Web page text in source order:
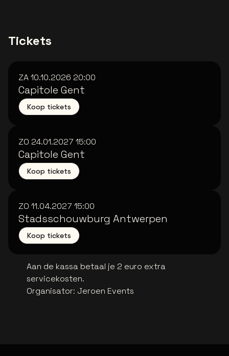
Tickets
ZA 10.10.2026 20:00
Capitole Gent
Koop tickets
ZO 24.01.2027 15:00
Capitole Gent
Koop tickets
ZO 11.04.2027 15:00
Stadsschouwburg Antwerpen
Koop tickets
Aan de kassa betaal je 2 euro extra
servicekosten.
Organisator: Jeroen Events